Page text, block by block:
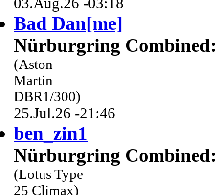
Bad Dan[me]
Nürburgring Combined:
(Aston
Martin
DBR1/300)
25.Jul.26 -21:46
ben_zin1
Nürburgring Combined:
(Lotus Type
25 Climax)